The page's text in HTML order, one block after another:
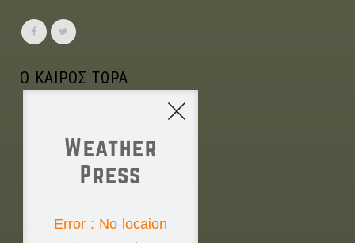
Ο ΚΑΙΡΟΣ ΤΩΡΑ
Weather
Press
Error : No locaion